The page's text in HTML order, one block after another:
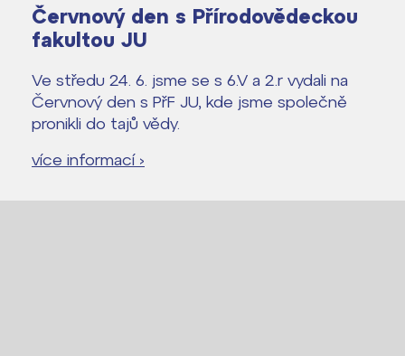
Červnový den s Přírodovědeckou
fakultou JU
Ve středu 24. 6. jsme se s 6.V a 2.r vydali na
Červnový den s PřF JU, kde jsme společně
pronikli do tajů vědy.
více informací ›
Lidé často hledají
Proč se stát žákem ZŠ ČAG